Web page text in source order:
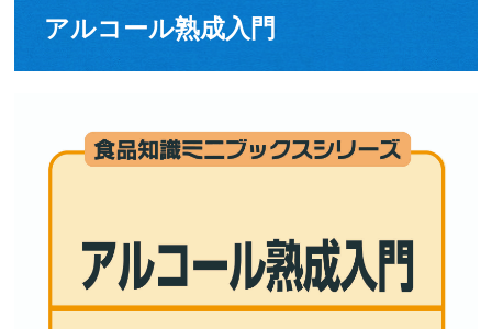
アルコール熟成入門